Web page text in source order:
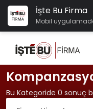
İşte Bu Firma
Mobil
Bu Kategoride 0 sonuç